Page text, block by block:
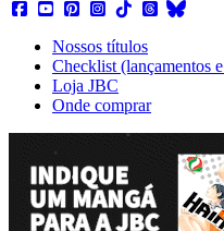
Nossos títulos
Checklist (lançamentos
Loja JBC
Onde comprar